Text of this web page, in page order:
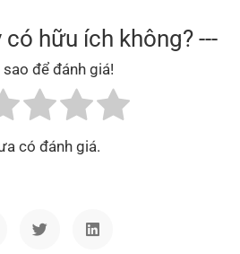
có hữu ích không? ---
sao để đánh giá!
có đánh giá.